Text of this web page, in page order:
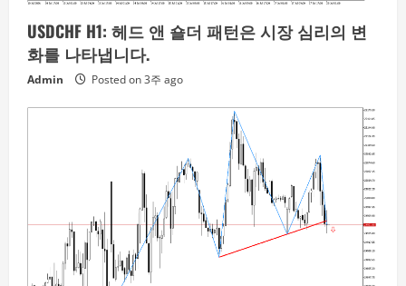
USDCHF H1: 헤드 앤 숄더 패턴은 시장 심리의 변
화를 나타냅니다.
Admin Posted on 3주 ago